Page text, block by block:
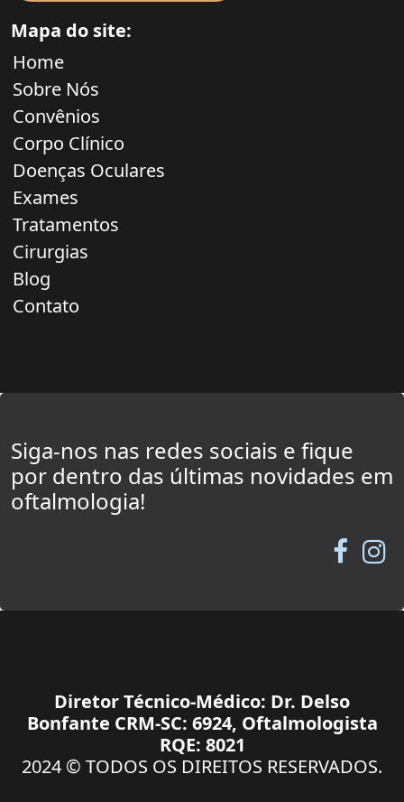
Mapa do site:
Home
Sobre Nós
Convênios
Corpo Clínico
Doenças Oculares
Exames
Tratamentos
Cirurgias
Blog
Contato
Siga-nos nas redes sociais e fique
por dentro das últimas novidades em
oftalmologia!
Diretor Técnico-Médico: Dr. Delso
Bonfante CRM-SC: 6924, Oftalmologista
RQE: 8021
2024 © TODOS OS DIREITOS RESERVADOS.